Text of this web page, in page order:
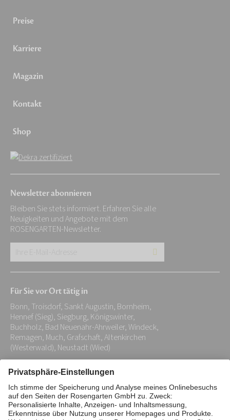
Preise
Karriere
Magazin
Kontakt
Shop
Newsletter abonnieren
Bleiben Sie stets informiert. Erfahren Sie alle
Neuigkeiten und Angebote mit dem
ROSENGARTEN-Newsletter.
Adresse:
*
Für Sie vor Ort tätig in
Bonn, Troisdorf, Sankt Augustin, Bornheim,
Hennef (Sieg), Siegburg, Königswinter,
Buchholz, Bad Neuenahr-Ahrweiler, Windeck,
Remagen, Much, Grafschaft, Altenkirchen
(Westerwald), Neustadt (Wied)
Impressum Datenschutz
Stiftung
Interne Meldestelle
Zahlungsmittel